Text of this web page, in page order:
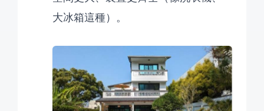
大冰箱這種）。